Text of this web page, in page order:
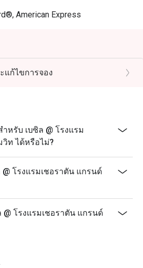
American Express
แก้ไขการจอง
หรับ เบซิล @ โรงแรม
ท ได้หรือไม่?
@ โรงแรมเชอราตัน แกรนด์
@ โรงแรมเชอราตัน แกรนด์